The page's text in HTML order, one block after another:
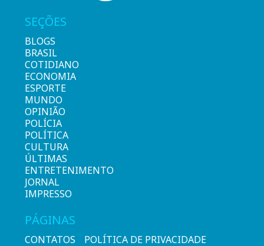
SEÇÕES
BLOGS
BRASIL
COTIDIANO
ECONOMIA
ESPORTE
MUNDO
OPINIÃO
POLÍCIA
POLÍTICA
CULTURA
ÚLTIMAS
ENTRETENIMENTO
JORNAL
IMPRESSO
PÁGINAS
CONTATOS POLÍTICA DE PRIVACIDADE